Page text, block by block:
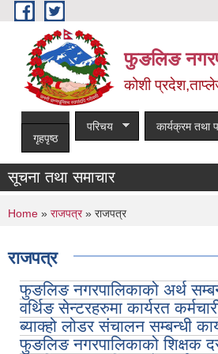
Skip to main content
फुङलिङ
कोशी
गृहपृष्ठ
परिचय कार्यक्रम तथा
सूचना तथा समाचार
You are here
Home » राजपत्र» राजपत्र
राजपत्र
फुङलिङ नगरपालिकाको अर्थ
वर्थिङ सेन्टरहरुमा कार्यरत
ब्याक्हो लोडर संचालन सम्बन्धी
फुङलिङ नगरपालिकाको शिक्षक